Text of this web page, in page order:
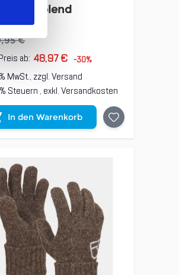
grey blend
€
ab: 48,97 € -30%
MwSt., zzgl.Versand
Steuern , exkl.Versandkosten
In den Warenkorb